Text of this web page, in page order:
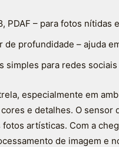
PDAF – para fotos nítidas
de profundidade – ajuda
simples para redes
especialmente em
e detalhes. O
artísticas. Com a
de imagem e